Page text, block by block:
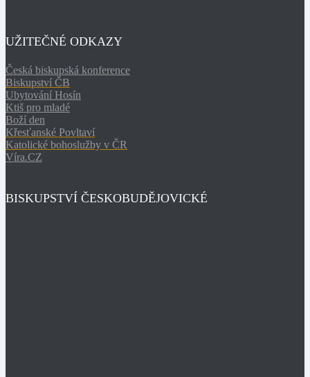
UŽITEČNÉ ODKAZY
Česká biskupská konference
Biskupství ČB
Ubytování Hosín
Ktiš pro mladé
Boží den
Křesťanské Povltaví
Katolické bohoslužby v ČR
Víra.CZ
BISKUPSTVÍ ČESKOBUDĚJOVICKÉ